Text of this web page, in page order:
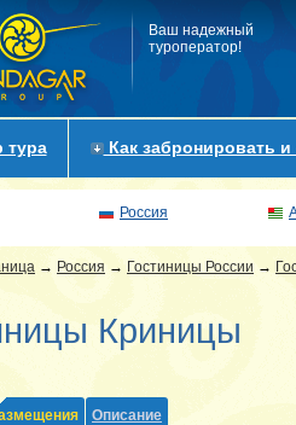
Ваш надежный
туроператор!
тура Как забронировать и
Россия
→ Россия → Гостиницы России →
Криницы
Описание